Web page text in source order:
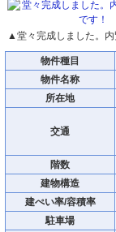
物件種目
物件名称
所在地
交通
階数
建物構造
建ぺい率/容積率
駐車場